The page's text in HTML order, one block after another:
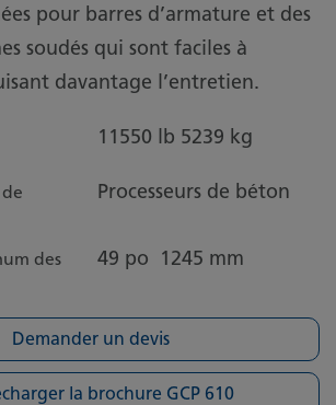
pour barres d’armature et des
soudés qui sont faciles à
davantage l’entretien.
11550 lb 5239 kg
Processeurs de béton
des
49 po 1245 mm
Demander un devis
la brochure GCP 610